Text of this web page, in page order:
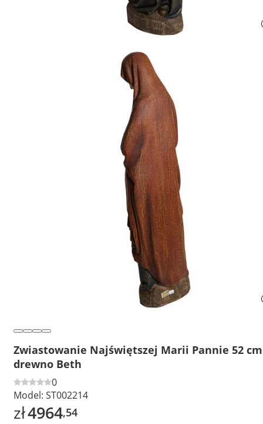
Zwiastowanie Najświętszej Marii Pannie 52 cm
drewno Beth
0
Model: ST002214
zł4964,54